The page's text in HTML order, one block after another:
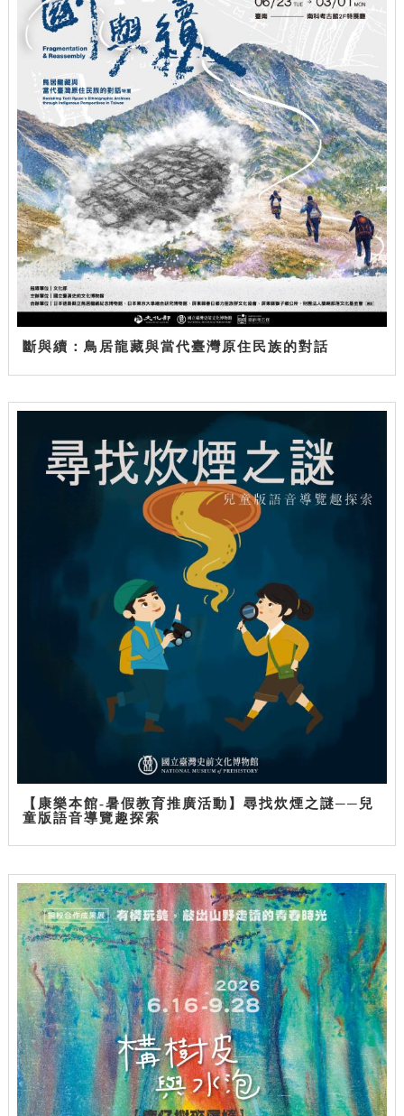
斷與續：鳥居龍藏與當代臺灣原住民族的對話
【康樂本館-暑假教育推廣活動】尋找炊煙之謎──兒
童版語音導覽趣探索